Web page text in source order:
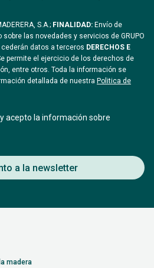
S.A.; FINALIDAD: Envío de
las novedades y servicios de GRUPO
cederán datos a terceros DERECHOS E
permite el ejercicio de los derechos de
entre otros. Toda la información se
detallada de nuestra Politica de
acepto la información sobre
a la newsletter
madera